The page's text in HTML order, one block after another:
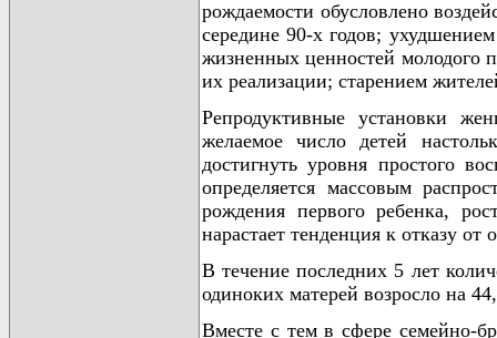
рождаемости обусловлено
середине 90-х годов;
жизненных ценностей молодого
их реализации; старением
Репродуктивные установки
желаемое число детей
достигнуть уровня простого
определяется массовым
рождения первого ребенка,
нарастает тенденция к отказу
В течение последних 5 лет
одиноких матерей возросло на
Вместе с тем в сфере семейно-